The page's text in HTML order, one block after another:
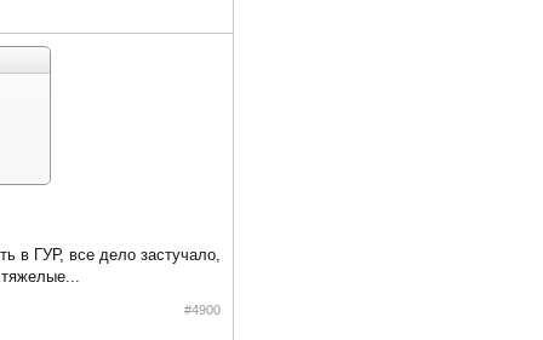
в ГУР, все дело застучало,
тяжелые...
#4900